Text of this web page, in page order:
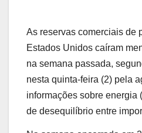
As reservas comerciais de
Estados Unidos caíram
na semana passada,
nesta quinta-feira (2) pela
informações sobre energia
de desequilíbrio entre